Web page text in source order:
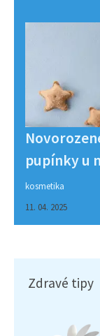
pupínky u
kosmetika
11. 04. 2025
Zdravé tipy